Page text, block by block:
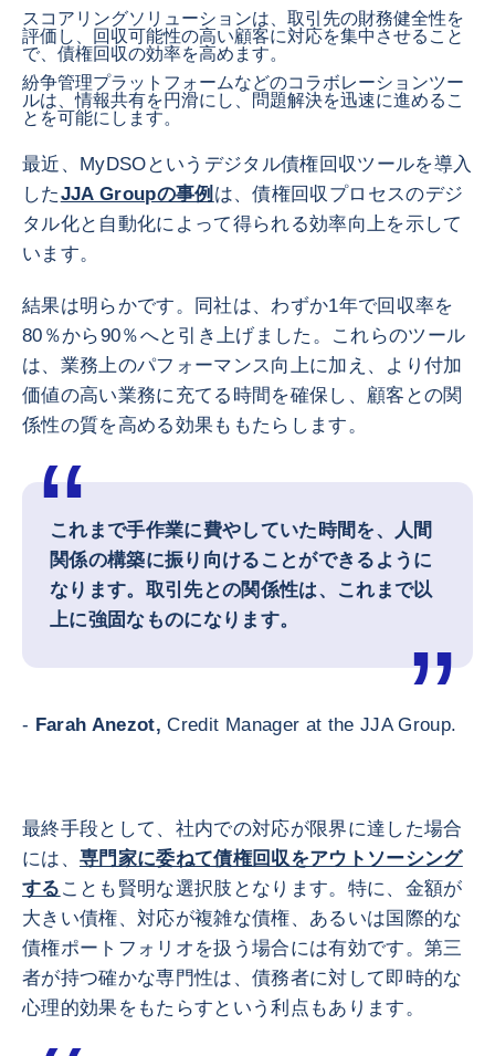
スコアリングソリューションは、取引先の財務健全性を
評価し、回収可能性の高い顧客に対応を集中させること
で、債権回収の効率を高めます。
紛争管理プラットフォームなどのコラボレーションツー
ルは、情報共有を円滑にし、問題解決を迅速に進めるこ
とを可能にします。
最近、MyDSOというデジタル債権回収ツールを導入
したJJA Groupの事例 は、債権回収プロセスのデジ
タル化と自動化によって得られる効率向上を示して
います。
結果は明らかです。同社は、わずか1年で回収率を
80％から90％へと引き上げました。これらのツール
は、業務上のパフォーマンス向上に加え、より付加
価値の高い業務に充てる時間を確保し、顧客との関
係性の質を高める効果ももたらします。
これまで手作業に費やしていた時間を、人間
関係の構築に振り向けることができるように
なります。取引先との関係性は、これまで以
上に強固なものになります。
- Farah Anezot,Credit Manager at the JJA Group.
最終手段として、社内での対応が限界に達した場合
には、専門家に委ねて債権回収をアウトソーシング
する ことも賢明な選択肢となります。特に、金額が
大きい債権、対応が複雑な債権、あるいは国際的な
債権ポートフォリオを扱う場合には有効です。第三
者が持つ確かな専門性は、債務者に対して即時的な
心理的効果をもたらすという利点もあります。